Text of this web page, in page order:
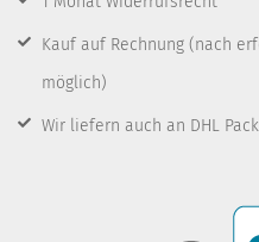
Kauf auf Rechnung (nach
möglich)
Wir liefern auch an DHL